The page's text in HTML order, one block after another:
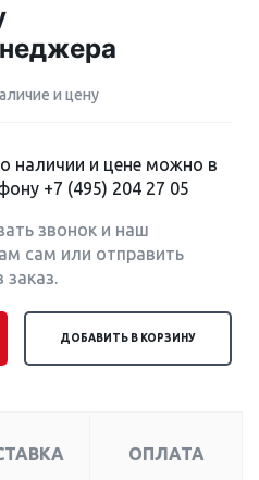
и цену
наличии и цене можно в
+7 (495) 204 27 05
звонок и наш
сам или отправить
заказ.
ДОБАВИТЬ В КОРЗИНУ
ОПЛАТА